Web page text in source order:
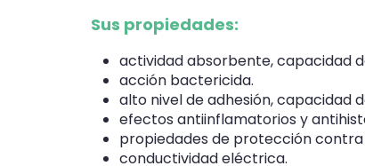
Sus propiedades:
actividad absorbente, capacidad
acción bactericida.
alto nivel de adhesión, capacidad
efectos antiinflamatorios y
propiedades de protección contra
conductividad eléctrica.